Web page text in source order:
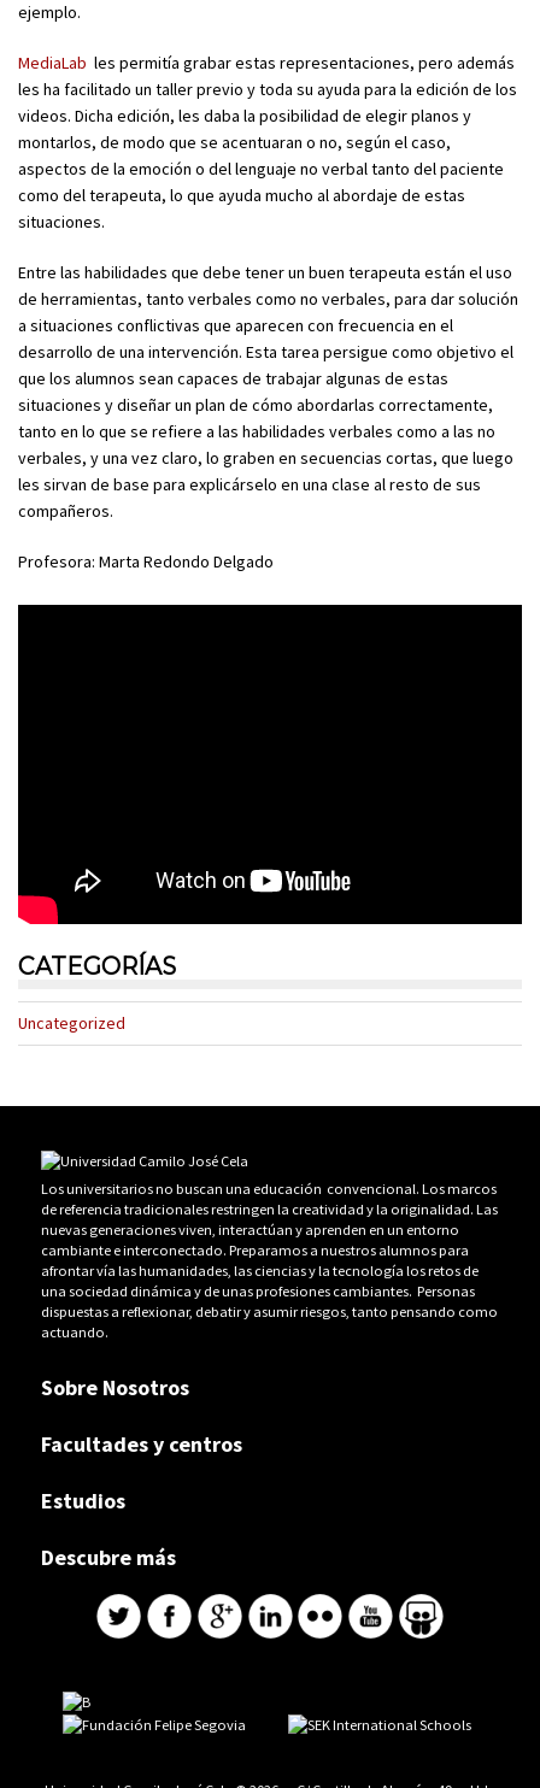
ejemplo.
MediaLab les permitía grabar estas representaciones, pero además
les ha facilitado un taller previo y toda su ayuda para la edición de los
videos. Dicha edición, les daba la posibilidad de elegir planos y
montarlos, de modo que se acentuaran o no, según el caso,
aspectos de la emoción o del lenguaje no verbal tanto del paciente
como del terapeuta, lo que ayuda mucho al abordaje de estas
situaciones.
Entre las habilidades que debe tener un buen terapeuta están el uso
de herramientas, tanto verbales como no verbales, para dar solución
a situaciones conflictivas que aparecen con frecuencia en el
desarrollo de una intervención. Esta tarea persigue como objetivo el
que los alumnos sean capaces de trabajar algunas de estas
situaciones y diseñar un plan de cómo abordarlas correctamente,
tanto en lo que se refiere a las habilidades verbales como a las no
verbales, y una vez claro, lo graben en secuencias cortas, que luego
les sirvan de base para explicárselo en una clase al resto de sus
compañeros.
Profesora: Marta Redondo Delgado
CATEGORÍAS
Uncategorized
Los universitarios no buscan una educación convencional. Los marcos
de referencia tradicionales restringen la creatividad y la originalidad. Las
nuevas generaciones viven, interactúan y aprenden en un entorno
cambiante e interconectado. Preparamos a nuestros alumnos para
afrontar vía las humanidades, las ciencias y la tecnología los retos de
una sociedad dinámica y de unas profesiones cambiantes. Personas
dispuestas a reflexionar, debatir y asumir riesgos, tanto pensando como
actuando.
Sobre Nosotros
Facultades y centros
Estudios
Descubre más